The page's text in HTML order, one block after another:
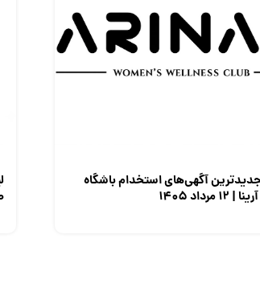
آگهی‌های استخدام باشگاه
۱۴۰۵